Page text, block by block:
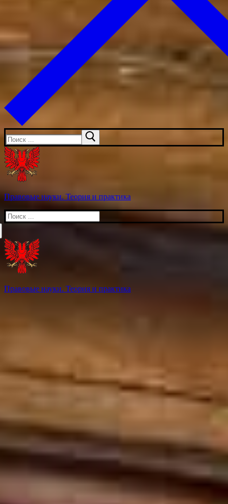
Искать:
Правовые науки. Теория и практика
Искать:
Правовые науки. Теория и практика